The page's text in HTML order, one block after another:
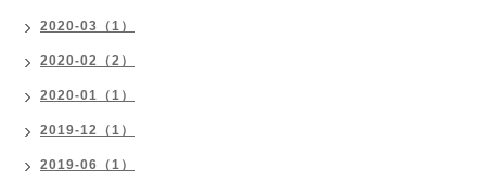
2020-03（1）
2020-02（2）
2020-01（1）
2019-12（1）
2019-06（1）